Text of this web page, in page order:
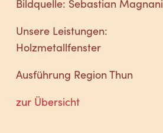
Bildquelle: Sebastian Magnani
Unsere Leistungen:
Holzmetallfenster
Ausführung Region Thun
zur Übersicht